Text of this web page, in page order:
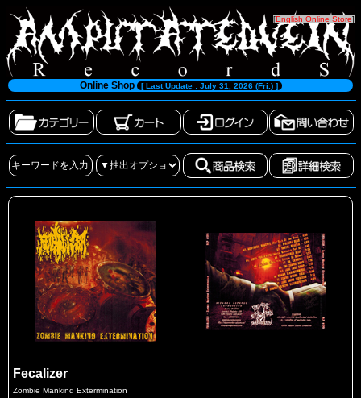
[English Online Store]
Online Shop [ Last Update : July 31, 2026 (Fri.) ]
Fecalizer
Zombie Mankind Extermination